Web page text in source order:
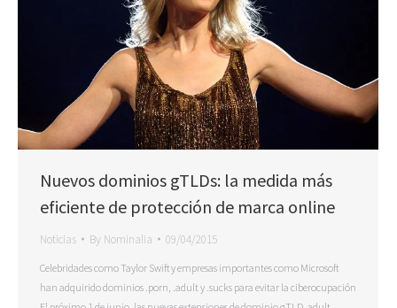
Nuevos dominios gTLDs: la medida más
eficiente de protección de marca online
Noticias By Nominalia 09/04/2015
Celebridades como Taylor Swift y empresas importantes como Microsoft
han adquirido dominios .porn, .adult y .sucks para evitar la ciberocupación